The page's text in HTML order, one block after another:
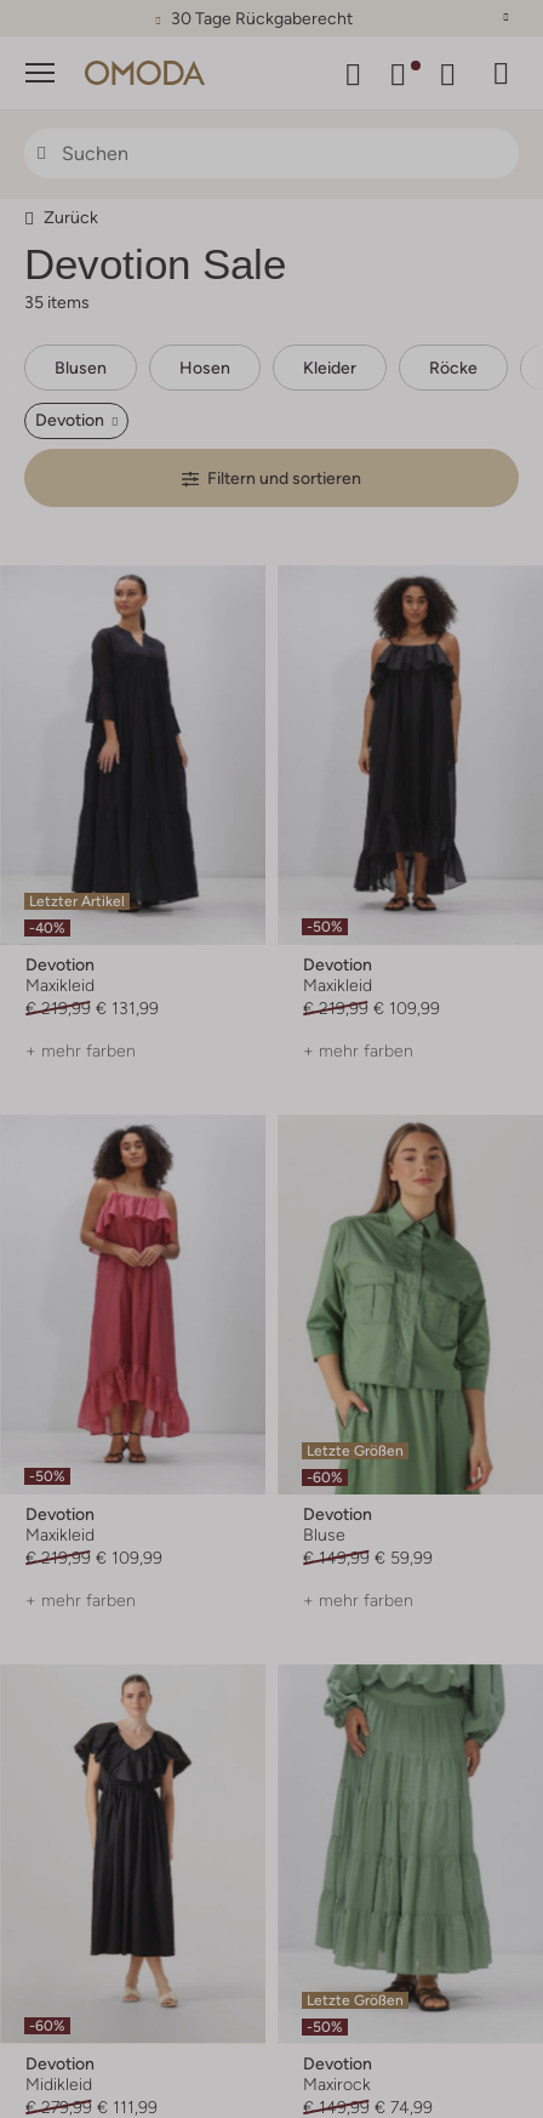
30 Tage Rückgaberecht
Menü
Zurück
Devotion Sale
35 items
Blusen Hosen Kleider Röcke
Devotion
Filtern und sortieren
Letzter Artikel
-40%
Devotion
Maxikleid
€ 219,99 € 131,99
+ mehr farben
-50%
Devotion
Maxikleid
€ 219,99 € 109,99
+ mehr farben
-50%
Devotion
Maxikleid
€ 219,99 € 109,99
+ mehr farben
Letzte Größen
-60%
Devotion
Bluse
€ 149,99 € 59,99
+ mehr farben
-60%
Devotion
Midikleid
€ 279,99 € 111,99
Letzte Größen
-50%
Devotion
Maxirock
€ 149,99 € 74,99